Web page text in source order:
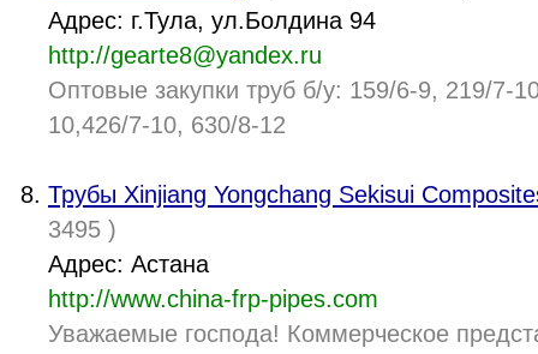
Адрес: г.Тула, ул.Болдина 94
http://gearte8@yandex.ru
Оптовые закупки труб б/у: 159/6-9, 219/7-
10,426/7-10, 630/8-12
Трубы Xinjiang Yongchang Sekisui
3495 )
Адрес: Астана
http://www.china-frp-pipes.com
Уважаемые господа! Коммерческое